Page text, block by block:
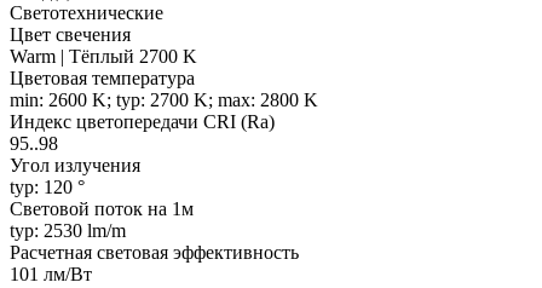
Светотехнические
Цвет свечения
Warm | Тёплый 2700 K
Цветовая температура
min: 2600 K; typ: 2700 K; max: 2800 K
Индекс цветопередачи CRI (Ra)
95..98
Угол излучения
typ: 120 °
Световой поток на 1м
typ: 2530 lm/m
Расчетная световая эффективность
101 лм/Вт